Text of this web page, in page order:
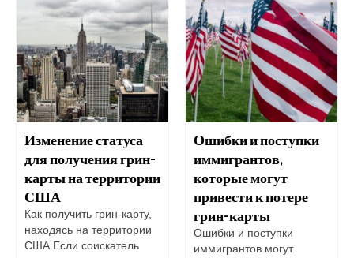
Изменение статуса
для получения грин-
карты на территории
США
Как получить грин-карту,
находясь на территории
США Если соискатель
Ошибки и поступки
иммигрантов,
которые могут
привести к потере
грин-карты
Ошибки и поступки
иммигрантов могут